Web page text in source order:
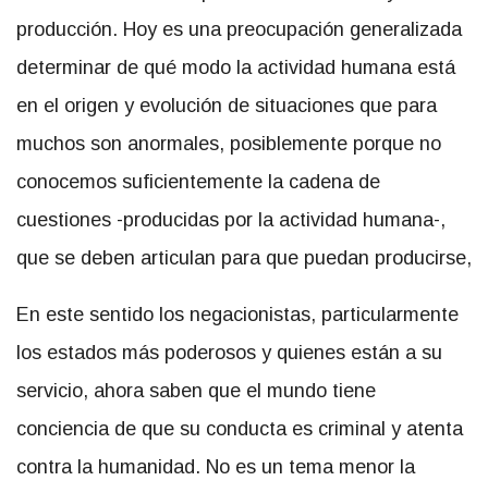
producción. Hoy es una preocupación generalizada
determinar de qué modo la actividad humana está
en el origen y evolución de situaciones que para
muchos son anormales, posiblemente porque no
conocemos suficientemente la cadena de
cuestiones -producidas por la actividad humana-,
que se deben articulan para que puedan producirse,
En este sentido los negacionistas, particularmente
los estados más poderosos y quienes están a su
servicio, ahora saben que el mundo tiene
conciencia de que su conducta es criminal y atenta
contra la humanidad. No es un tema menor la